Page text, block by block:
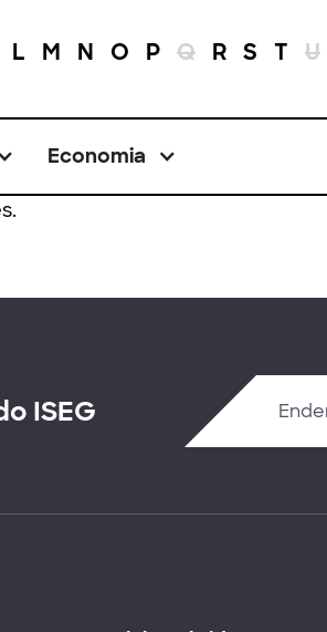
L M N O P Q R S T U
Economia
ISEG